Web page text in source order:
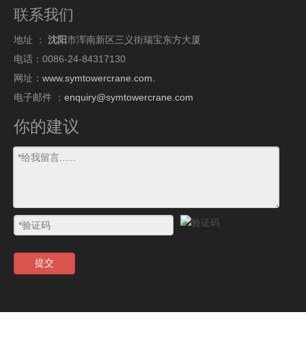
联系我们
地址 ： 沈阳市浑南新区三义街瑞宝东方大厦
电话：0086-24-84317130
网址： www.symtowercrane.com.
电子邮件 ： enquiry@symtowercrane.com
你的建议
提交